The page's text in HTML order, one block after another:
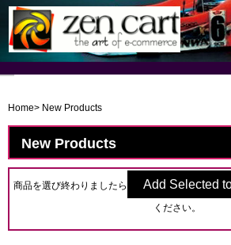
Home> New Products
New Products
商品を選び終わりましたら
ください。